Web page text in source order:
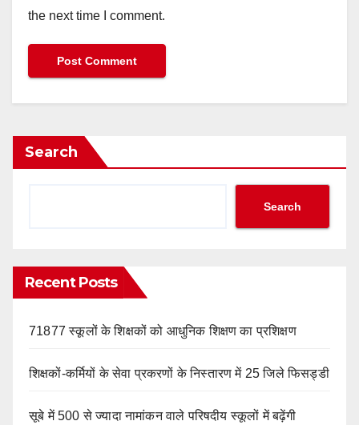
the next time I comment.
Search
Search
Recent Posts
71877 स्कूलों के शिक्षकों को आधुनिक शिक्षण का प्रशिक्षण
शिक्षकों-कर्मियों के सेवा प्रकरणों के निस्तारण में 25 जिले फिसड्डी
सूबे में 500 से ज्यादा नामांकन वाले परिषदीय स्कूलों में बढ़ेंगी